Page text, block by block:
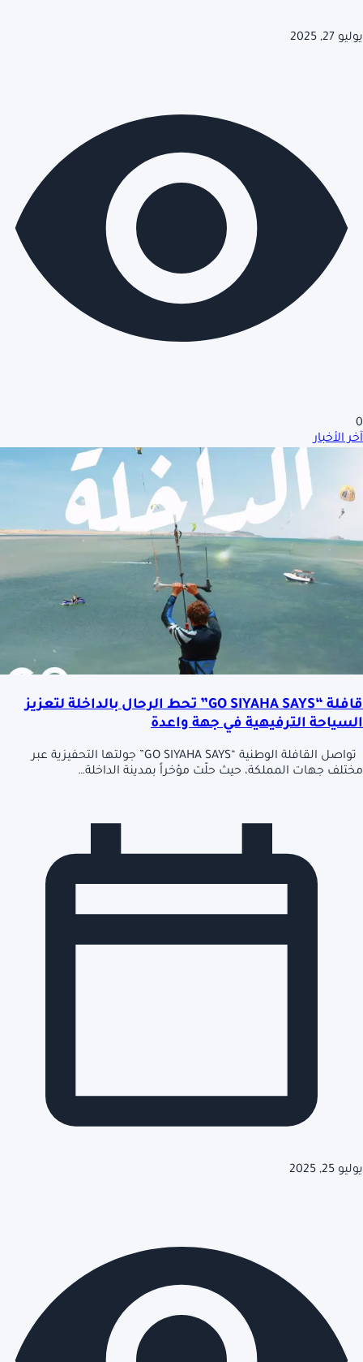
يوليو 27, 2025
0
آخر الأخبار
قافلة “GO SIYAHA SAYS” تحط الرحال بالداخلة لتعزيز
السياحة الترفيهية في جهة واعدة
تواصل القافلة الوطنية “GO SIYAHA SAYS” جولتها التحفيزية عبر
مختلف جهات المملكة، حيث حلّت مؤخراً بمدينة الداخلة…
يوليو 25, 2025